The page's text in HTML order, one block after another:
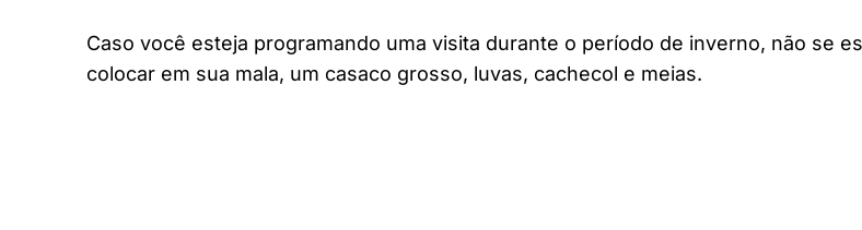
Caso você esteja programando uma visita durante o período de inverno, não se
colocar em sua mala, um casaco grosso, luvas, cachecol e meias.